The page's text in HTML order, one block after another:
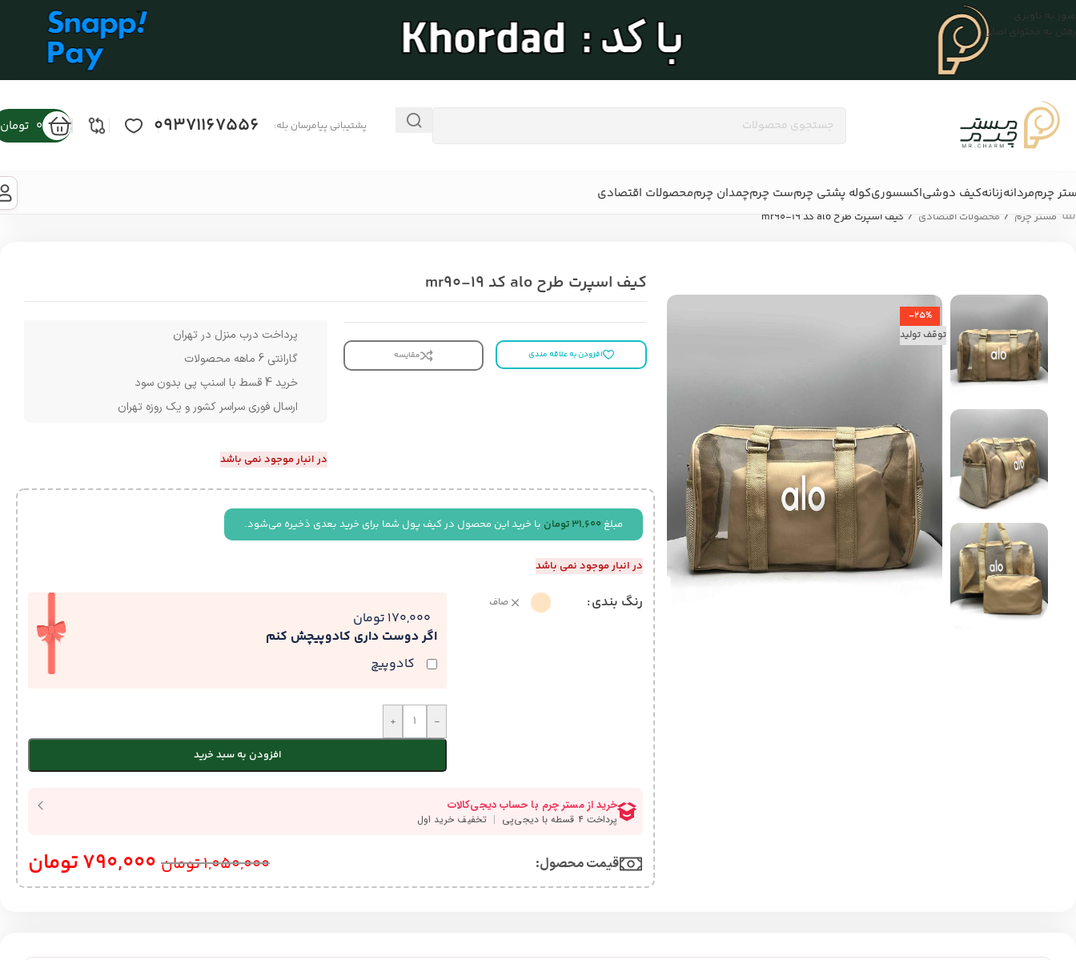
عبور به ناوبری
رفتن به محتوای اصلی
پشتیبانی پیامرسان بله: 09371167556
0 تومان
چرممردانهزنانهکیف دوشیاکسسوریکوله پشتی چرمست چرمچمدان چرممحصولات اقتصادی
مستر چرم / محصولات اقتصادی / کیف اسپرت طرح alo کد mr90-19
-25%
توقف تولید
کیف اسپرت طرح alo کد mr90-19
افزودن به علاقه مندی مقایسه
پرداخت درب منزل در تهران
گارانتی 6 ماهه محصولات
خرید 4 قسط با اسنپ پی بدون سود
ارسال فوری سراسر کشور و یک روزه تهران
در انبار موجود نمی باشد
مبلغ 31,600 تومان با خرید این محصول در کیف پول شما برای خرید بعدی ذخیره می‌شود.
در انبار موجود نمی باشد
رنگ بندی صاف
اگر دوست داری کادوپیچش کنم
کادوپیچ
170,000 تومان
-
+
افزودن به سبد خرید
قیمت محصول:​ 1,050,000تومان 790,000تومان